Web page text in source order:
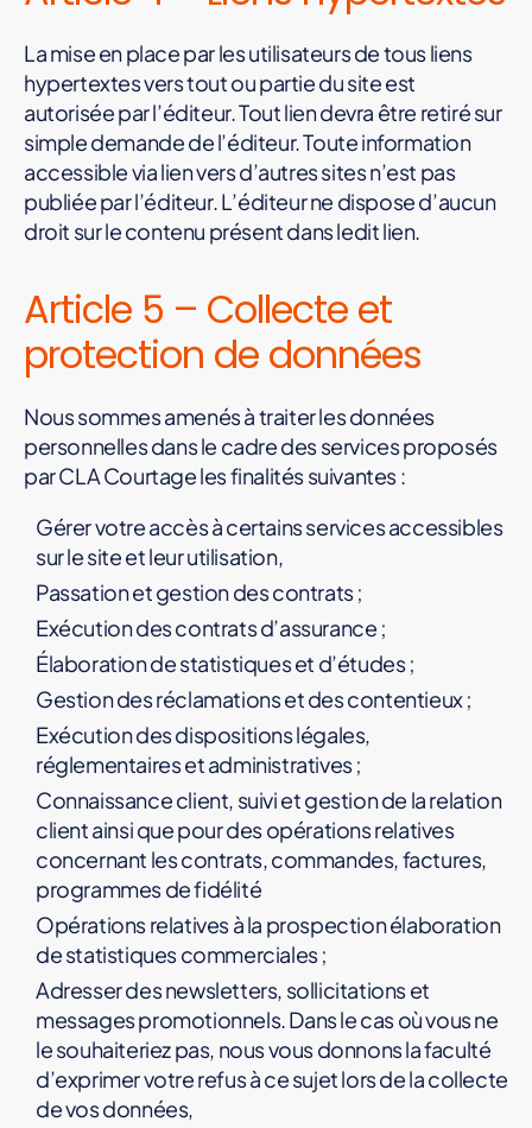
La mise en place par les utilisateurs de tous liens
hypertextes vers tout ou partie du site est
autorisée par l’éditeur. Tout lien devra être retiré sur
simple demande de l’éditeur. Toute information
accessible via lien vers d’autres sites n’est pas
publiée par l’éditeur. L’éditeur ne dispose d’aucun
droit sur le contenu présent dans ledit lien.
Article 5 – Collecte et
protection de données
Nous sommes amenés à traiter les données
personnelles dans le cadre des services proposés
par CLA Courtage les finalités suivantes :
Gérer votre accès à certains services accessibles
sur le site et leur utilisation,
Passation et gestion des contrats ;
Exécution des contrats d’assurance ;
Élaboration de statistiques et d’études ;
Gestion des réclamations et des contentieux ;
Exécution des dispositions légales,
réglementaires et administratives ;
Connaissance client, suivi et gestion de la relation
client ainsi que pour des opérations relatives
concernant les contrats, commandes, factures,
programmes de fidélité
Opérations relatives à la prospection élaboration
de statistiques commerciales ;
Adresser des newsletters, sollicitations et
messages promotionnels. Dans le cas où vous ne
le souhaiteriez pas, nous vous donnons la faculté
d’exprimer votre refus à ce sujet lors de la collecte
de vos données,